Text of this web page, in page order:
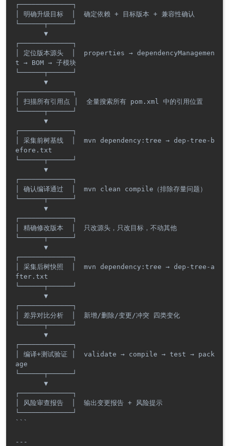
┌─────────────┐
│ 明确升级目标  │  确定依赖 + 目标版本 + 兼容性确认
└──────┬──────┘
┌─────────────┐
│ 定位版本源头  │  properties → dependencyManagemen
t → BOM → 子模块
└──────┬──────┘
┌─────────────┐
│ 扫描所有引用点 │  全量搜索所有 pom.xml 中的引用位置
└──────┬──────┘
┌─────────────┐
│ 采集前树基线  │  mvn dependency:tree → dep-tree-b
efore.txt
└──────┬──────┘
┌─────────────┐
│ 确认编译通过  │  mvn clean compile（排除存量问题）
└──────┬──────┘
┌─────────────┐
│ 精确修改版本  │  只改源头，只改目标，不动其他
└──────┬──────┘
┌─────────────┐
│ 采集后树快照  │  mvn dependency:tree → dep-tree-a
fter.txt
└──────┬──────┘
┌─────────────┐
│ 差异对比分析  │  新增/删除/变更/冲突 四类变化
└──────┬──────┘
┌─────────────┐
│ 编译+测试验证 │  validate → compile → test → pack
age
└──────┬──────┘
┌─────────────┐
│ 风险审查报告  │  输出变更报告 + 风险提示
└─────────────┘
```
---